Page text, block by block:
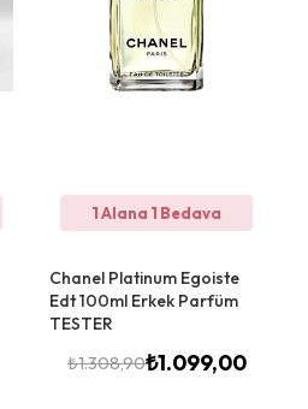
1 Alana 1 Bedava
Chanel Platinum Egoiste
Edt 100ml Erkek Parfüm
TESTER
₺1.308,90₺1.099,00